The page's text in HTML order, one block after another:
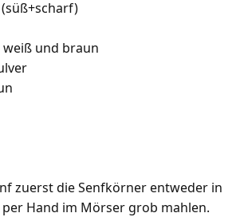
weiß und braun
zuerst die Senfkörner entweder in
Hand im Mörser grob mahlen.